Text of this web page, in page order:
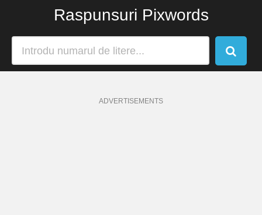
Raspunsuri Pixwords
ADVERTISEMENTS